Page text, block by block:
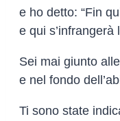
e ho detto: “Fin
e qui s’infrangerà
Sei mai giunto
e nel fondo
Ti sono state